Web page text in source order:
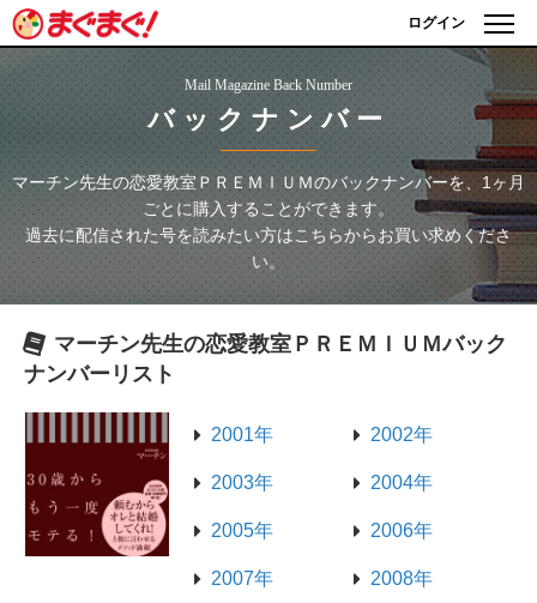
ログイン
Mail Magazine Back Number
バックナンバー
マーチン先生の恋愛教室ＰＲＥＭＩＵＭのバックナンバーを、1ヶ月
ごとに購入することができます。
過去に配信された号を読みたい方はこちらからお買い求めくださ
い。
マーチン先生の恋愛教室ＰＲＥＭＩＵＭバック
ナンバーリスト
2001年 2002年
2003年 2004年
2005年 2006年
2007年 2008年